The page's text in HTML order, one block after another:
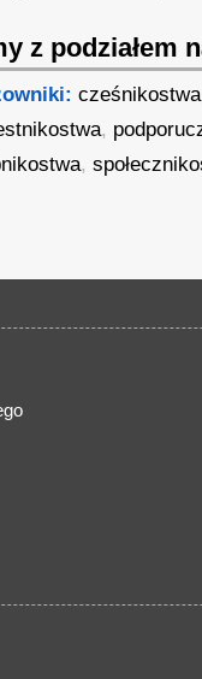
z podziałem
cześnikostwa
,
,